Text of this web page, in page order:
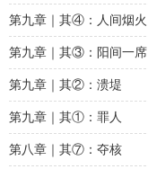
第九章｜其④：人间烟火
第九章｜其③：阳间一席
第九章｜其②：溃堤
第九章｜其①：罪人
第八章｜其⑦：夺核